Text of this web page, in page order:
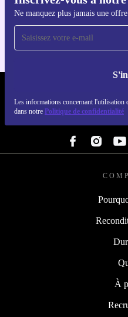
Ne manquez plus jamais une offre
Les informations concernant l'utilisation
dans notre Politique de confidentialité
Pour iOS et
À